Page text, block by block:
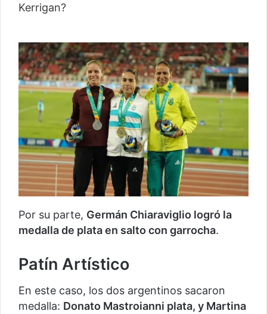
Por su parte, Germán Chiaraviglio logró la
medalla de plata en salto con garrocha.
Patín Artístico
En este caso, los dos argentinos sacaron
medalla: Donato Mastroianni plata, y Martina